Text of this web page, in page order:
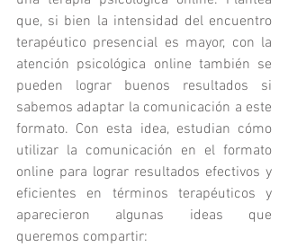
que, si bien la intensidad del encuentro
terapéutico presencial es mayor, con la
atención psicológica online también se
pueden lograr buenos resultados si
sabemos adaptar la comunicación a este
formato. Con esta idea, estudian cómo
utilizar la comunicación en el formato
online para lograr resultados efectivos y
eficientes en términos terapéuticos y
aparecieron algunas ideas que
queremos compartir: